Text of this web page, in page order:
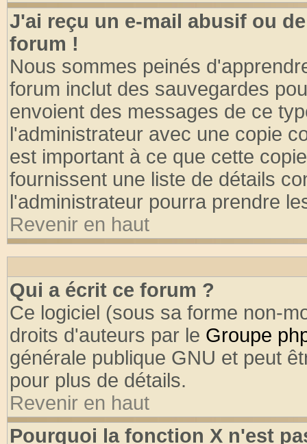
J'ai reçu un e-mail abusif ou
forum !
Nous sommes peinés
forum inclut des sauvegardes
envoient des messages de ce
l'administrateur avec une copie
est important à ce que cette
fournissent une liste de détails
l'administrateur pourra prendre
Revenir en haut
Qui a écrit ce forum ?
Ce logiciel (sous sa forme non-
droits d'auteurs par le Groupe
générale publique GNU et peut
pour plus de détails.
Revenir en haut
Pourquoi la fonction X n'est